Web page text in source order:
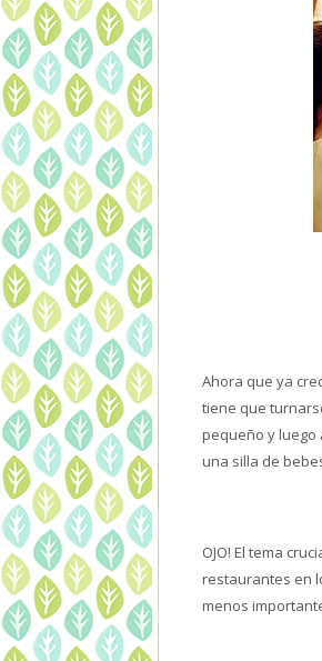
Ahora que ya
tiene que
pequeño y luego
una silla de
OJO! El tema
restaurantes en
menos